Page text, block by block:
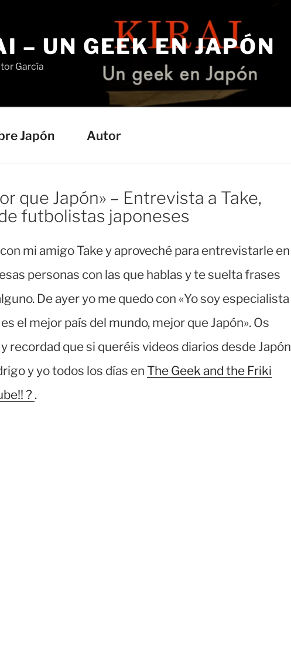
– UN GEEK EN JAPÓN
García
Japón Autor
que Japón» – Entrevista a Take,
futbolistas japoneses
mi amigo Take y aproveché para entrevistarle en
personas con las que hablas y te suelta frases
De ayer yo me quedo con «Yo soy especialista
el mejor país del mundo, mejor que Japón». Os
recordad que si queréis videos diarios desde Japón
y yo todos los días en The Geek and the Friki
?.